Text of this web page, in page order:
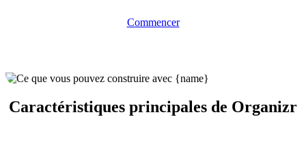
Commencer
Caractéristiques principales de Organizr